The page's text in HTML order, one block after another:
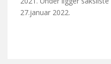
27.januar 2022.